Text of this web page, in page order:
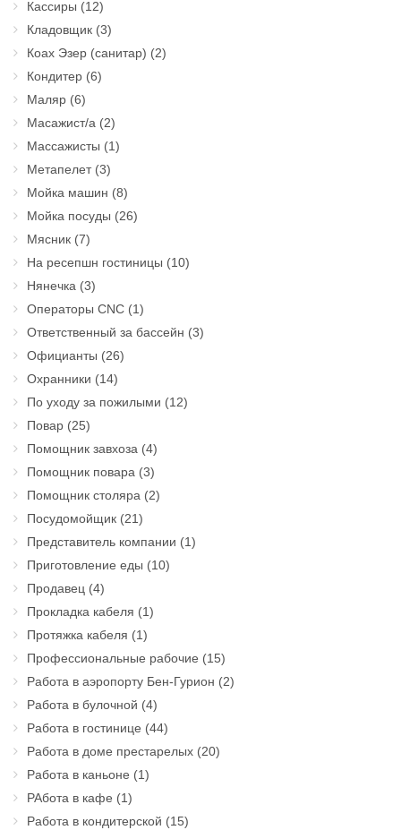
Кассиры (12)
Кладовщик (3)
Коах Эзер (санитар) (2)
Кондитер (6)
Маляр (6)
Масажист/а (2)
Массажисты (1)
Метапелет(3)
Мойка машин (8)
Мойка посуды (26)
Мясник (7)
На ресепшн гостиницы (10)
Нянечка (3)
Операторы CNC (1)
Ответственный за бассейн (3)
Официанты (26)
Охранники (14)
По уходу за пожилыми (12)
Повар (25)
Помощник завхоза (4)
Помощник повара (3)
Помощник столяра (2)
Посудомойщик (21)
Представитель компании (1)
Приготовление еды (10)
Продавец (4)
Прокладка кабеля (1)
Протяжка кабеля (1)
Профессиональные рабочие (15)
Работа в аэропорту Бен-Гурион (2)
Работа в булочной (4)
Работа в гостинице (44)
Работа в доме престарелых (20)
Работа в каньоне (1)
РАбота в кафе (1)
Работа в кондитерской (15)